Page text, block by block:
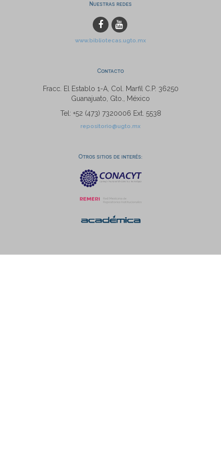
Nuestras redes
www.bibliotecas.ugto.mx
Contacto
Fracc. El Establo 1-A, Col. Marfil C.P. 36250
Guanajuato, Gto., México
Tel: +52 (473) 7320006 Ext. 5538
repositorio@ugto.mx
Otros sitios de interés: